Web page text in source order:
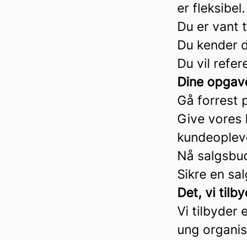
er fleksibel.
Du er vant
Du kender
Du vil
Dine
Gå forrest
Give vores
Nå
Sikre en
Det, vi
Vi tilbyder
ung